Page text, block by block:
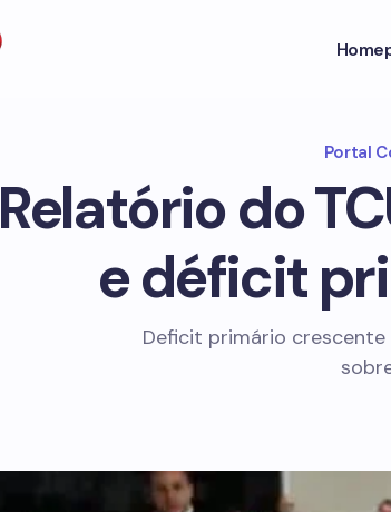
Portal
Relatório do
e déficit
Deficit primário